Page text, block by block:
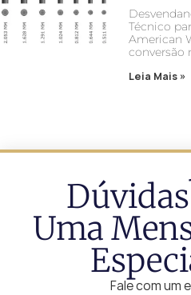
Técnico
American
conversão
Leia Mais »
Uma
Fale com um